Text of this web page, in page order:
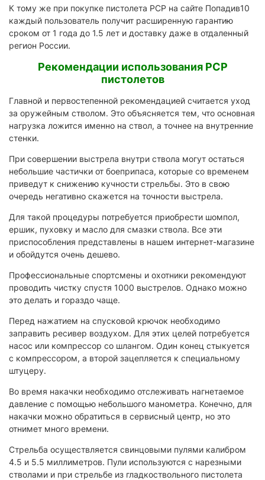
К тому же при покупке пистолета PCP на сайте Попадив10
каждый пользователь получит расширенную гарантию
сроком от 1 года до 1.5 лет и доставку даже в отдаленный
регион России.
Рекомендации использования PCP
пистолетов
Главной и первостепенной рекомендацией считается уход
за оружейным стволом. Это объясняется тем, что основная
нагрузка ложится именно на ствол, а точнее на внутренние
стенки.
При совершении выстрела внутри ствола могут остаться
небольшие частички от боеприпаса, которые со временем
приведут к снижению кучности стрельбы. Это в свою
очередь негативно скажется на точности выстрела.
Для такой процедуры потребуется приобрести шомпол,
ершик, пуховку и масло для смазки ствола. Все эти
приспособления представлены в нашем интернет-магазине
и обойдутся очень дешево.
Профессиональные спортсмены и охотники рекомендуют
проводить чистку спустя 1000 выстрелов. Однако можно
это делать и гораздо чаще.
Перед нажатием на спусковой крючок необходимо
заправить ресивер воздухом. Для этих целей потребуется
насос или компрессор со шлангом. Один конец стыкуется
с компрессором, а второй зацепляется к специальному
штуцеру.
Во время накачки необходимо отслеживать нагнетаемое
давление с помощью небольшого манометра. Конечно, для
накачки можно обратиться в сервисный центр, но это
отнимет много времени.
Стрельба осуществляется свинцовыми пулями калибром
4.5 и 5.5 миллиметров. Пули используются с нарезными
стволами и при стрельбе из гладкоствольного пистолета